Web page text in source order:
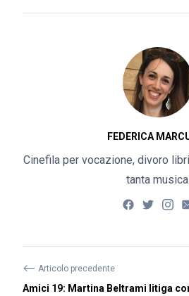
FEDERICA
Cinefila per vocazione, divoro
tanta musica.
⟵ Articolo precedente
Amici 19: Martina Beltrami litiga